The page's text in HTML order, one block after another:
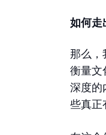
如何走
那么，
衡量文
深度的
些真正